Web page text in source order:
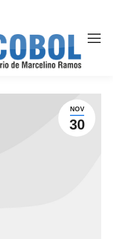
NOV
30